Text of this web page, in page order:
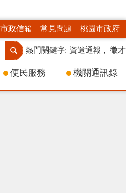
市政信箱 常見問題 桃園市政府
熱門關鍵字 資遣通報 徵才
便民服務 機關通訊錄